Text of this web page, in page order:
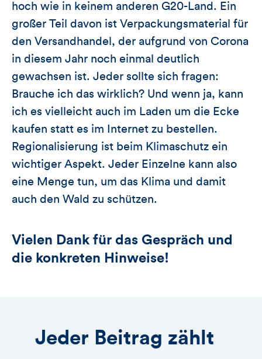
hoch wie in keinem anderen G20-Land. Ein
großer Teil davon ist Verpackungsmaterial für
den Versandhandel, der aufgrund von Corona
in diesem Jahr noch einmal deutlich
gewachsen ist. Jeder sollte sich fragen:
Brauche ich das wirklich? Und wenn ja, kann
ich es vielleicht auch im Laden um die Ecke
kaufen statt es im Internet zu bestellen.
Regionalisierung ist beim Klimaschutz ein
wichtiger Aspekt. Jeder Einzelne kann also
eine Menge tun, um das Klima und damit
auch den Wald zu schützen.
Vielen Dank für das Gespräch und
die konkreten Hinweise!
Jeder Beitrag zählt